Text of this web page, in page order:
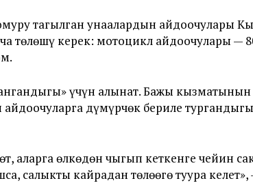
тагылган унаалардын айдоочулары
төлөшү керек: мотоцикл айдоочулары —
үчүн алынат. Бажы
дүмүрчөк бериле
аларга өлкөдөн чыгып кеткенге чейин
салыкты кайрадан төлөөгө туура